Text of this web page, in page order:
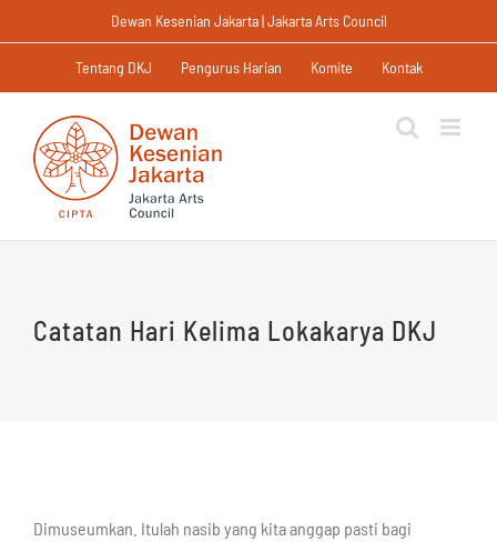
to
Dewan Kesenian Jakarta | Jakarta Arts Council
Tentang DKJ Pengurus Harian Komite Kontak
Catatan Hari Kelima Lokakarya DKJ
Dimuseumkan. Itulah nasib yang kita anggap pasti bagi